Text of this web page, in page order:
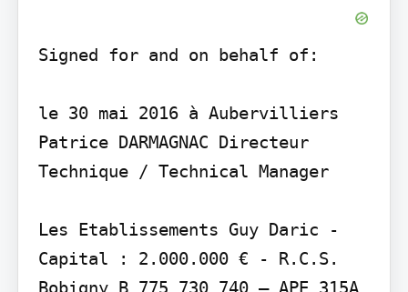
Signed for and on behalf of:
le 30 mai 2016 à Aubervilliers
Patrice DARMAGNAC Directeur
Technique / Technical Manager
Les Etablissements Guy Daric -
Capital : 2.000.000 € - R.C.S.
Bobigny B 775 730 740 – APE 315A